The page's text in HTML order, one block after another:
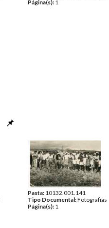
Página(s): 1
Pasta: 10132.001.141
Tipo Documental:Fotografias
Página(s): 1